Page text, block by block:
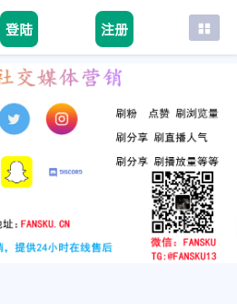
登陆 注册
首页
tiktok
youtube
instagram